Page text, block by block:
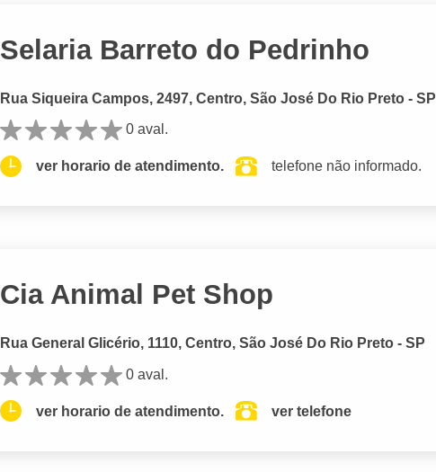
Selaria Barreto do Pedrinho
Rua Siqueira Campos, 2497, Centro, São José Do Rio Preto - SP
0 aval.
ver horario de atendimento. telefone não informado.
Cia Animal Pet Shop
Rua General Glicério, 1110, Centro, São José Do Rio Preto - SP
0 aval.
ver horario de atendimento. ver telefone